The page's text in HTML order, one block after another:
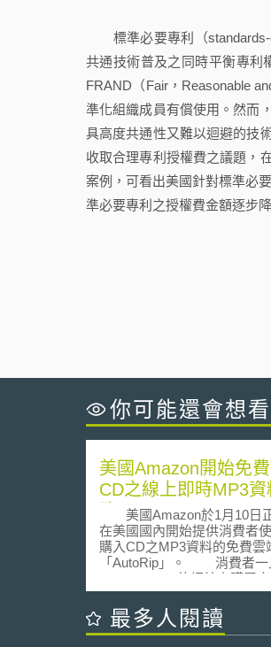
標準必要專利（standards-
共通技術普及之同時平衡專利
FRAND（Fair，Reasonable
準化組織成員有償使用。然而
具高度共通性又難以迴避的技
收取合理專利授權費之議題，
案例，可看出美國針對標準必
準必要專利之授權費金額逐步
你可能還會想看
美國Amazon開始免
CD之線上即時MP3資
美國Amazon於1月10日
在美國國內開始提供消費者
購入CD之MP3資料的免費雲
「AutoRip」。 消費者一旦在
Amazon.com的網站上購買
後，音樂CD的MP3資料就會
雲端音樂服務Amazon Cloud
的使用者個人儲存空間。購買
最多人閱讀